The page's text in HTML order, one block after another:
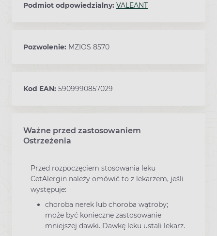
Podmiot odpowiedzialny: VALEANT
Pozwolenie: MZIOS 8570
Kod EAN: 5909990857029
Ważne przed zastosowaniem
Ostrzeżenia
Przed rozpoczęciem stosowania leku
CetAlergin należy omówić to z lekarzem, jeśli
występuje:
choroba nerek lub choroba wątroby;
może być konieczne zastosowanie
mniejszej dawki. Dawkę leku ustali lekarz.